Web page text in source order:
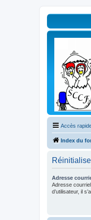
Accès
Index du
Adresse
Adresse
d’utilisateur, il